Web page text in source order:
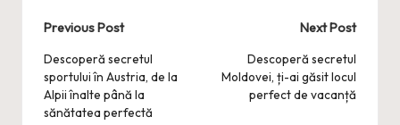
Post
navigation
Previous Post
Descoperă secretul
sportului în Austria, de la
Alpii înalte până la
sănătatea perfectă
Next Post
Descoperă secretul
Moldovei, ți-ai găsit locul
perfect de vacanță